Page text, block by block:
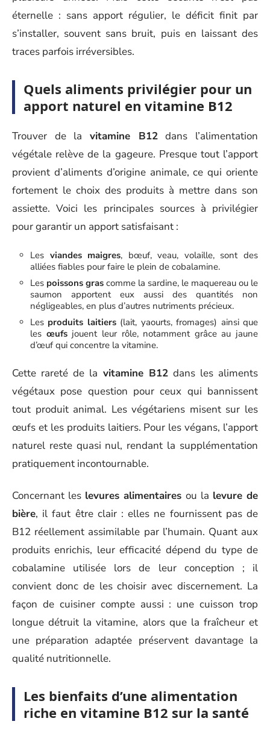
éternelle : sans apport régulier, le déficit finit par
s’installer, souvent sans bruit, puis en laissant des
traces parfois irréversibles.
Quels aliments privilégier pour un
apport naturel en vitamine B12
Trouver de la vitamine B12dans l’alimentation
végétale relève de la gageure. Presque tout l’apport
provient d’aliments d’origine animale, ce qui oriente
fortement le choix des produits à mettre dans son
assiette. Voici les principales sources à privilégier
pour garantir un apport satisfaisant :
Les viandes maigres, bœuf, veau, volaille, sont des
alliées fiables pour faire le plein de cobalamine.
Les poissons gras comme la sardine, le maquereau ou le
saumon apportent eux aussi des quantités non
négligeables, en plus d’autres nutriments précieux.
Les produits laitiers(lait, yaourts, fromages) ainsi que
les œufsjouent leur rôle, notamment grâce au jaune
d’œuf qui concentre la vitamine.
Cette rareté de la vitamine B12dans les aliments
végétaux pose question pour ceux qui bannissent
tout produit animal. Les végétariens misent sur les
œufs et les produits laitiers. Pour les végans, l’apport
naturel reste quasi nul, rendant la supplémentation
pratiquement incontournable.
Concernant les levures alimentaires ou la levure de
bière, il faut être clair : elles ne fournissent pas de
B12 réellement assimilable par l’humain. Quant aux
produits enrichis, leur efficacité dépend du type de
cobalamine utilisée lors de leur conception ; il
convient donc de les choisir avec discernement. La
façon de cuisiner compte aussi : une cuisson trop
longue détruit la vitamine, alors que la fraîcheur et
une préparation adaptée préservent davantage la
qualité nutritionnelle.
Les bienfaits d’une alimentation
riche en vitamine B12 sur la santé